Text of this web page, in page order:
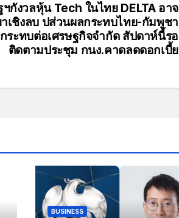
กังวลหุ้น Tech ในไทย DELTA อาจ
เชิงลบ ปส่วนผลกระทบไทย-กัมพูชา
ระทบต่อเศรษฐกิจจำกัด สัปดาห์นี้รอ
ติดตามประชุม กนง.คาดลดดอกเบี้ย
BUSINESS